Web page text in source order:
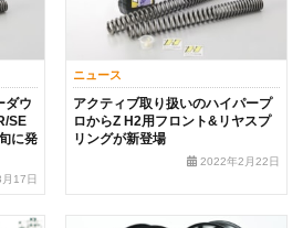
ダウ
SE
に発
17日
ニュース
アクティブ取り扱いのハイパープ
ロからZ H2用フロント&リヤスプ
リングが新登場
2022年2月22日